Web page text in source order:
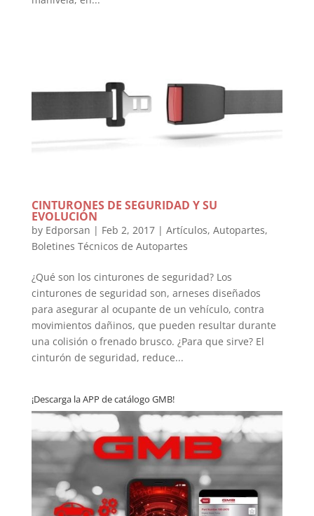
CINTURONES DE SEGURIDAD Y SU
EVOLUCIÓN
by Edporsan | Feb 2, 2017| Artículos, Autopartes,
Boletines Técnicos de Autopartes
¿Qué son los cinturones de seguridad? Los
cinturones de seguridad son, arneses diseñados
para asegurar al ocupante de un vehículo, contra
movimientos dañinos, que pueden resultar durante
una colisión o frenado brusco. ¿Para que sirve? El
cinturón de seguridad, reduce...
¡Descarga la APP de catálogo GMB!